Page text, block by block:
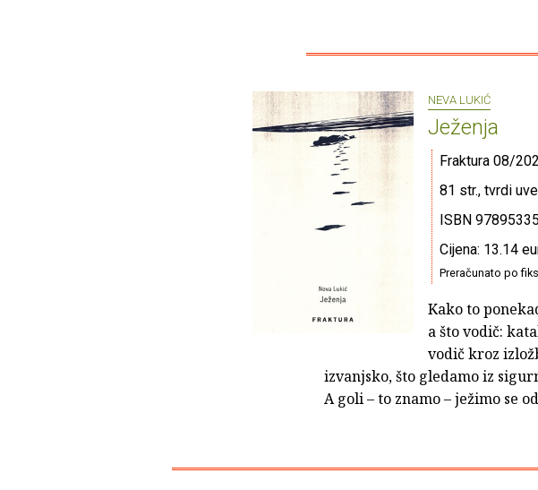
NEVA LUKIĆ
Ježenja
Fraktura 08/
81 str., tvrdi
ISBN
Cijena: 13.14
Preračunato po
Kako to
a što vodič:
vodič kroz
izvanjsko, što gledamo iz
A goli – to znamo – ježimo se